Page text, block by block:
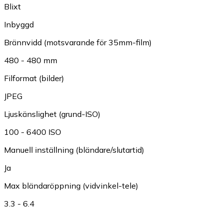
Blixt
Inbyggd
Brännvidd (motsvarande för 35mm-film)
480 - 480 mm
Filformat (bilder)
JPEG
Ljuskänslighet (grund-ISO)
100 - 6400 ISO
Manuell inställning (bländare/slutartid)
Ja
Max bländaröppning (vidvinkel-tele)
3.3 - 6.4